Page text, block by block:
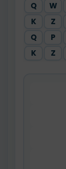
Q
W
K
Z
Q
P
K
Z